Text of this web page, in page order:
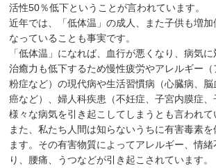
活性50％低下ということが言われています。
近年では、「低体温」の成人、また子供も増
なっていることも事実です。
「低体温」になれば、血行が悪くなり、病気
治癒力も低下するため慢性疲労やアレルギー
粉症など）の現代病や生活習慣病（心臓病、脳
癌など）、婦人科疾患（不妊症、子宮内膜症、
様々な病気を引き起こしてしまうとも言われて
また、私たち人間は知らないうちに有害毒素
ます。その有害物質によってアレルギー、情緒
り、腰痛、うつなどが引き起こされています。